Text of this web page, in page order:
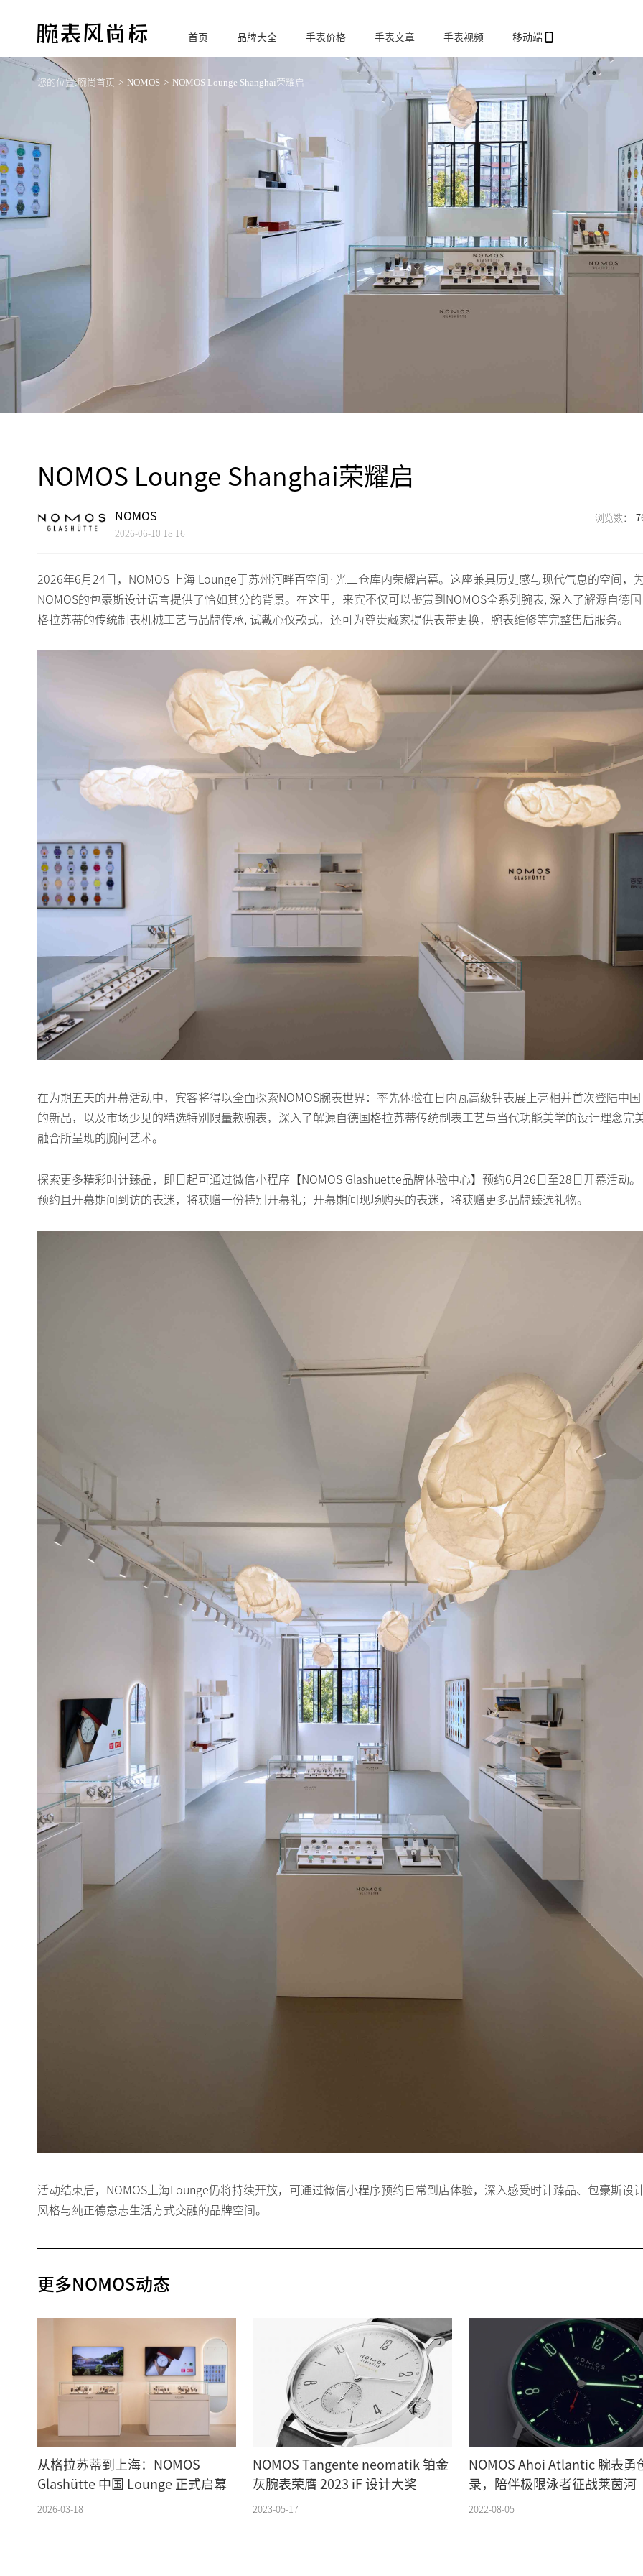
腕
表风尚标
首页 品牌大全 手表价格 手表文章 手表视频 移动端
您的位置:腕尚首页 NOMOS NOMOS Lounge Shanghai荣耀启
NOMOS Lounge Shanghai荣耀启
NOMOS
2026-06-10 18:16
2026年6月24日，NOMOS 上海 Lounge于苏州河畔百空间·光二仓库内荣耀启幕。这座兼具历史感与现代气息的空间，
NOMOS的包豪斯设计语言提供了恰如其分的背景。在这里，来宾不仅可以鉴赏到NOMOS全系列腕表, 深入了解源自德国
格拉苏蒂的传统制表机械工艺与品牌传承, 试戴心仪款式，还可为尊贵藏家提供表带更换，腕表维修等完整售后服务。
在为期五天的开幕活动中，宾客将得以全面探索NOMOS腕表世界：率先体验在日内瓦高级钟表展上亮相并首次登陆中国
的新品，以及市场少见的精选特别限量款腕表，深入了解源自德国格拉苏蒂传统制表工艺与当代功能美学的设计理念完
融合所呈现的腕间艺术。
探索更多精彩时计臻品，即日起可通过微信小程序【NOMOS Glashuette品牌体验中心】预约6月26日至28日开幕活动。
预约且开幕期间到访的表迷，将获赠一份特别开幕礼；开幕期间现场购买的表迷，将获赠更多品牌臻选礼物。
活动结束后，NOMOS上海Lounge仍将持续开放，可通过微信小程序预约日常到店体验，深入感受时计臻品、包豪斯设
风格与纯正德意志生活方式交融的品牌空间。
更多NOMOS动态
从格拉苏蒂到上海：NOMOS
Glashütte 中国 Lounge 正式启幕
2026-03-18
NOMOS Tangente neomatik 铂金
灰腕表荣膺 2023 iF 设计大奖
2023-05-17
NOMOS Ahoi Atlantic 腕表勇
录，陪伴极限泳者征战莱茵河
2022-08-05